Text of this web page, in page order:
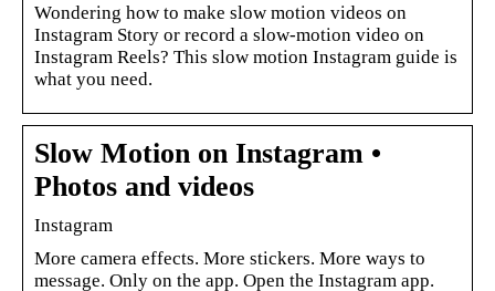
Wondering how to make slow motion videos on
Instagram Story or record a slow-motion video on
Instagram Reels? This slow motion Instagram guide is
what you need.
Slow Motion on Instagram •
Photos and videos
Instagram
More camera effects. More stickers. More ways to
message. Only on the app. Open the Instagram app.